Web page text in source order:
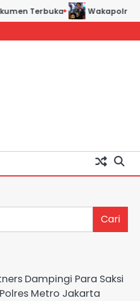
Terbuka Wakapolri:
Cari
Dampingi Para Saksi
Metro Jakarta